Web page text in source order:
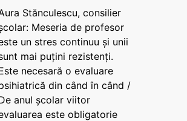
Stănculescu, consilier
Meseria de profesor
un stres continuu și unii
mai puțini rezistenți.
necesară o evaluare
din când în când /
anul școlar viitor
este obligatorie